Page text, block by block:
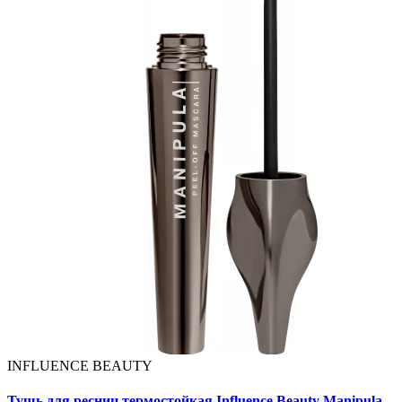
INFLUENCE BEAUTY